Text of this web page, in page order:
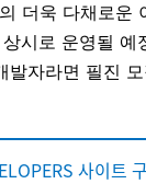
더욱 다채로운
시로 운영될 예
발자라면 필진
사이트